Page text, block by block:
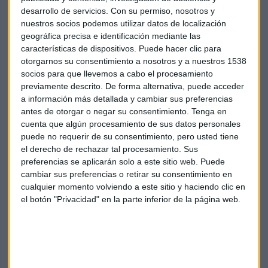
desarrollo de servicios. Con su permiso, nosotros y
nuestros socios podemos utilizar datos de localización
geográfica precisa e identificación mediante las
características de dispositivos. Puede hacer clic para
otorgarnos su consentimiento a nosotros y a nuestros 1538
socios para que llevemos a cabo el procesamiento
previamente descrito. De forma alternativa, puede acceder
a información más detallada y cambiar sus preferencias
antes de otorgar o negar su consentimiento. Tenga en
cuenta que algún procesamiento de sus datos personales
puede no requerir de su consentimiento, pero usted tiene
el derecho de rechazar tal procesamiento. Sus
preferencias se aplicarán solo a este sitio web. Puede
cambiar sus preferencias o retirar su consentimiento en
cualquier momento volviendo a este sitio y haciendo clic en
el botón "Privacidad" en la parte inferior de la página web.
Por otro, Xavier Aragall, técnico en migraciones del Instituto
Europeo del Mediterráneo que ponía el foco en el suspenso
de la operación 'Mare Nostrum' en Italia debido a la falta de
fondos y al recrudecimiento de las guerras en países como
Siria o Libia. Escucha la entrevista completa en
Información Capital:
Descárgate ya laapp de Capital Radio para Android